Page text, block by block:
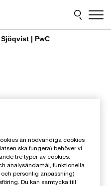
| PwC
än nödvändiga cookies
ska fungera) behöver vi
tre typer av cookies;
analysändamål, funktionella
personlig anpassning)
Du kan samtycka till